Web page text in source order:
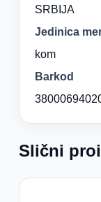
SRBIJA
Jedinica
kom
Barkod
Slični